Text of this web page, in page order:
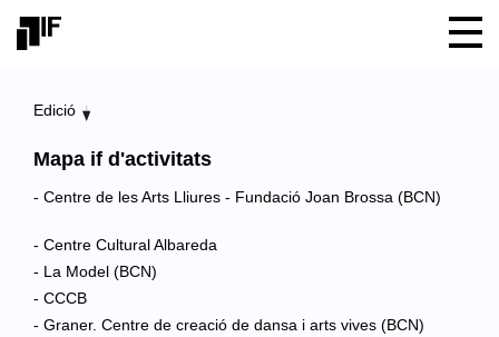
Edició
Mapa if d'activitats
- Centre de les Arts Lliures - Fundació Joan Brossa (BCN)
- Centre Cultural Albareda
- La Model (BCN)
- CCCB
- Graner. Centre de creació de dansa i arts vives (BCN)